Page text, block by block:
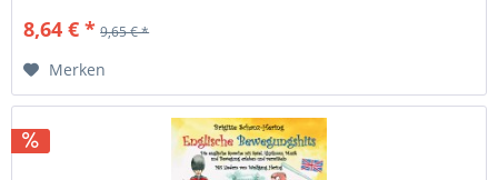
8,64 € * 9,65 € *
Merken